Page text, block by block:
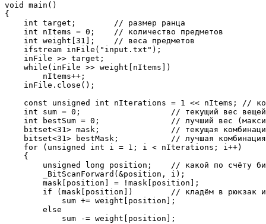
void main()
{
    int target;        // размер ранца
    int nItems = 0;    // количество предметов
    int weight[31];    // веса предметов
    ifstream inFile("input.txt");
    inFile >> target;
    while(inFile >> weight[nItems])
        nItems++;
    inFile.close();
const unsigned int nIterations = 1 << nItems; //
    int sum = 0;                   // текущий вес вещей
int bestSum = 0;               // лучший вес
bitset<31> mask;               // текущая
bitset<31> bestMask;           // лучшая
    for (unsigned int i = 1; i < nIterations; i++)
    {
unsigned long position;    // какой по счёту
        _BitScanForward(&position, i);
        mask[position] = !mask[position];
if (mask[position])        // кладём в рюкзак
            sum += weight[position];
        else
            sum -= weight[position];